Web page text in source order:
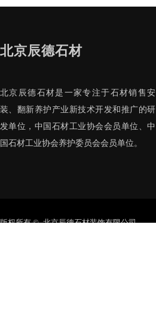
版权所有 © 北京辰德石材装饰有限公司
北京辰德石材
北京辰德石材是一家专注于石材销售安
装、翻新养护产业新技术开发和推广的研
发单位，中国石材工业协会会员单位、中
国石材工业协会养护委员会会员单位。